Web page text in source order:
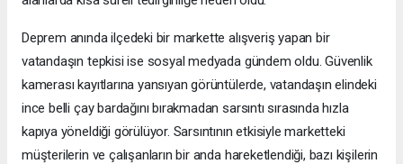
Deprem anında ilçedeki bir markette alışveriş yapan bir
vatandaşın tepkisi ise sosyal medyada gündem oldu. Güvenlik
kamerası kayıtlarına yansıyan görüntülerde, vatandaşın elindeki
ince belli çay bardağını bırakmadan sarsıntı sırasında hızla
kapıya yöneldiği görülüyor. Sarsıntının etkisiyle marketteki
müşterilerin ve çalışanların bir anda hareketlendiği, bazı kişilerin